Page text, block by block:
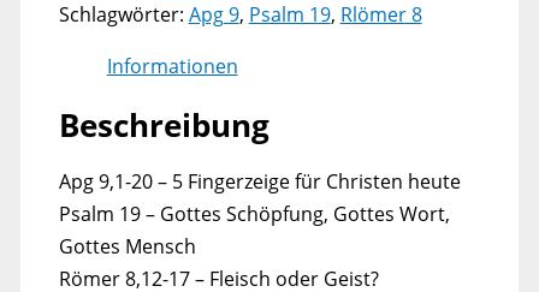
Schlagwörter: Apg 9, Psalm 19, Rlömer 8
Informationen
Beschreibung
Apg 9,1-20 – 5 Fingerzeige für Christen heute
Psalm 19 – Gottes Schöpfung, Gottes Wort,
Gottes Mensch
Römer 8,12-17 – Fleisch oder Geist?